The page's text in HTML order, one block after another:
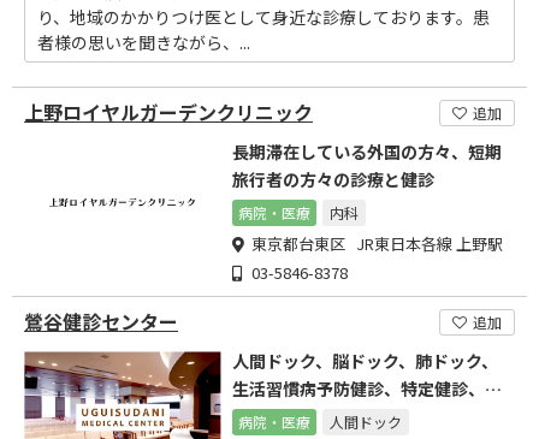
り、地域のかかりつけ医として身近な診療しております。患
者様の思いを聞きながら、...
上野ロイヤルガーデンクリニック 追加
長期滞在している外国の方々、短期
旅行者の方々の診療と健診
病院・医療 内科
東京都台東区 JR東日本各線 上野駅
03-5846-8378
鶯谷健診センター 追加
人間ドック、脳ドック、肺ドック、
生活習慣病予防健診、特定健診、特
定保健指導、定期健康診断
病院・医療 人間ドック